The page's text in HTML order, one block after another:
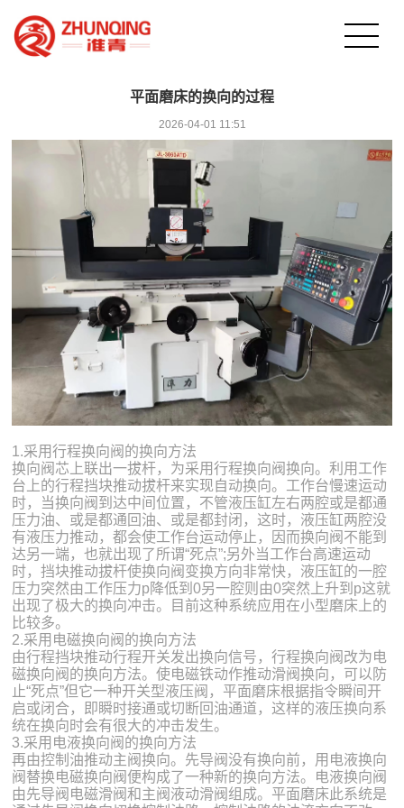
平面磨床的换向的过程
2026-04-01 11:51
1.采用行程换向阀的换向方法
换向阀芯上联出一拔杆，为采用行程换向阀换向。利用工作
台上的行程挡块推动拔杆来实现自动换向。工作台慢速运动
时，当换向阀到达中间位置，不管液压缸左右两腔或是都通
压力油、或是都通回油、或是都封闭，这时，液压缸两腔没
有液压力推动，都会使工作台运动停止，因而换向阀不能到
达另一端，也就出现了所谓“死点”;另外当工作台高速运动
时，挡块推动拔杆使换向阀变换方向非常快，液压缸的一腔
压力突然由工作压力p降低到0另一腔则由0突然上升到p这就
出现了极大的换向冲击。目前这种系统应用在小型磨床上的
比较多。
2.采用电磁换向阀的换向方法
由行程挡块推动行程开关发出换向信号，行程换向阀改为电
磁换向阀的换向方法。使电磁铁动作推动滑阀换向，可以防
止“死点”但它一种开关型液压阀，平面磨床根据指令瞬间开
启或闭合，即瞬时接通或切断回油通道，这样的液压换向系
统在换向时会有很大的冲击发生。
3.采用电液换向阀的换向方法
再由控制油推动主阀换向。先导阀没有换向前，用电液换向
阀替换电磁换向阀便构成了一种新的换向方法。电液换向阀
由先导阀电磁滑阀和主阀液动滑阀组成。平面磨床此系统是